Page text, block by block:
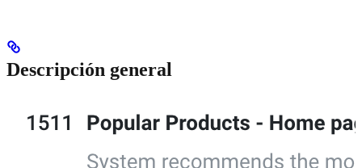
Descripción general